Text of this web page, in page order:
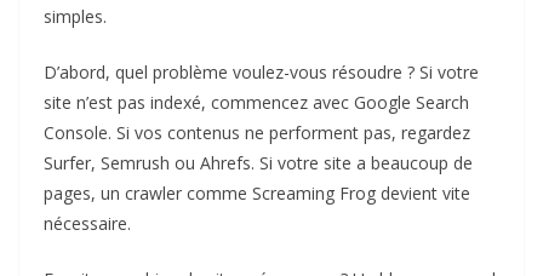
simples.
D’abord, quel problème voulez-vous résoudre ? Si votre
site n’est pas indexé, commencez avec Google Search
Console. Si vos contenus ne performent pas, regardez
Surfer, Semrush ou Ahrefs. Si votre site a beaucoup de
pages, un crawler comme Screaming Frog devient vite
nécessaire.